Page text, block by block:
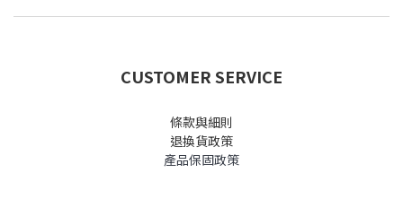
CUSTOMER SERVICE
條款與細則
退換貨政策
產品保固政策